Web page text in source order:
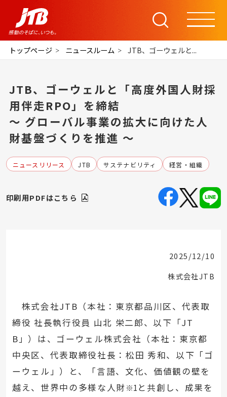
トップページ ニュースルーム JTB、ゴーウェルと...
JTB、ゴーウェルと「高度外国人財採
用伴走RPO」を締結
～ グローバル事業の拡大に向けた人
財基盤づくりを推進 ～
ニュースリリース JTB サステナビリティ 経営・組織
印刷用PDFはこちら
2025/12/10
株式会社JTB
株式会社JTB（本社：東京都品川区、代表取
締役 社長執行役員 山北 栄二郎、以下「JT
B」）は、ゴーウェル株式会社（本社：東京都
中央区、代表取締役社長：松田 秀和、以下「ゴ
ーウェル」）と、「言語、文化、価値観の壁を
越え、世界中の多様な人財※1と共創し、成果を